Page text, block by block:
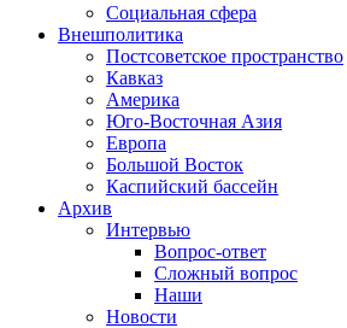
Социальная сфера
Внешполитика
Постсоветское пространство
Кавказ
Америка
Юго-Восточная Азия
Европа
Большой Восток
Каспийский бассейн
Архив
Интервью
Вопрос-ответ
Сложный вопрос
Наши
Новости